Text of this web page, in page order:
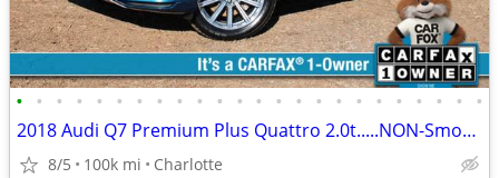
• • • • • • • • • • • • • • • • • • • • • • • •
2018 Audi Q7 Premium Plus Quattro 2.0t.....NON-Smoker, ONE OWNER
8/5 100k mi Charlotte